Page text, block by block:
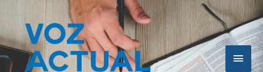
contenido